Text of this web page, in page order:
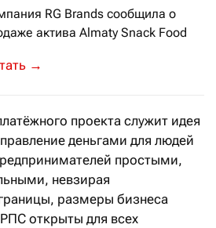
RG Brands сообщила о
актива Almaty Snack Food
актива выступил
→
проекта служит идея
деньгами для людей
простыми,
невзирая
размеры бизнеса
открыты для всех